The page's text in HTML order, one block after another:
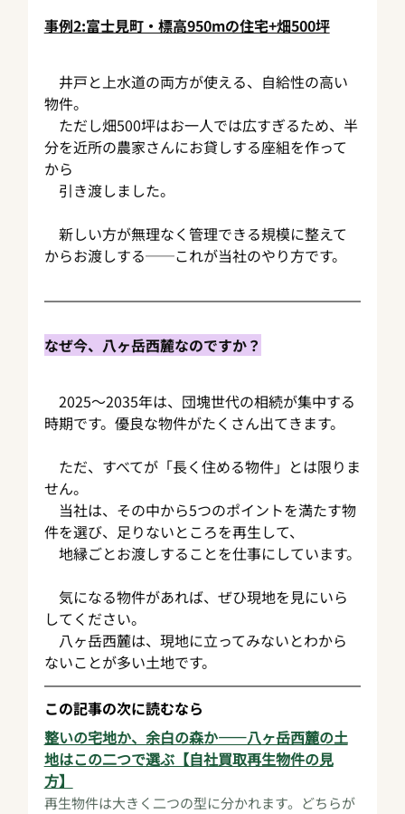
事例2:富士見町・標高950mの住宅+畑500坪
井戸と上水道の両方が使える、自給性の高い
物件。
ただし畑500坪はお一人では広すぎるため、半
分を近所の農家さんにお貸しする座組を作って
から
引き渡しました。
新しい方が無理なく管理できる規模に整えて
からお渡しする──これが当社のやり方です。
なぜ今、八ヶ岳西麓なのですか？
2025〜2035年は、団塊世代の相続が集中する
時期です。優良な物件がたくさん出てきます。
ただ、すべてが「長く住める物件」とは限りま
せん。
当社は、その中から5つのポイントを満たす物
件を選び、足りないところを再生して、
地縁ごとお渡しすることを仕事にしています。
気になる物件があれば、ぜひ現地を見にいら
してください。
八ヶ岳西麓は、現地に立ってみないとわから
ないことが多い土地です。
この記事の次に読むなら
整いの宅地か、余白の森か——八ヶ岳西麓の土
地はこの二つで選ぶ【自社買取再生物件の見
方】
再生物件は大きく二つの型に分かれます。どちらが